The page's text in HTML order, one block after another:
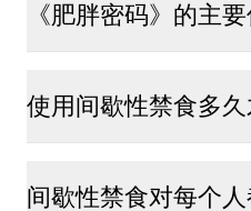
《肥胖密码》的主
使用间歇性禁食多
间歇性禁食对每个人